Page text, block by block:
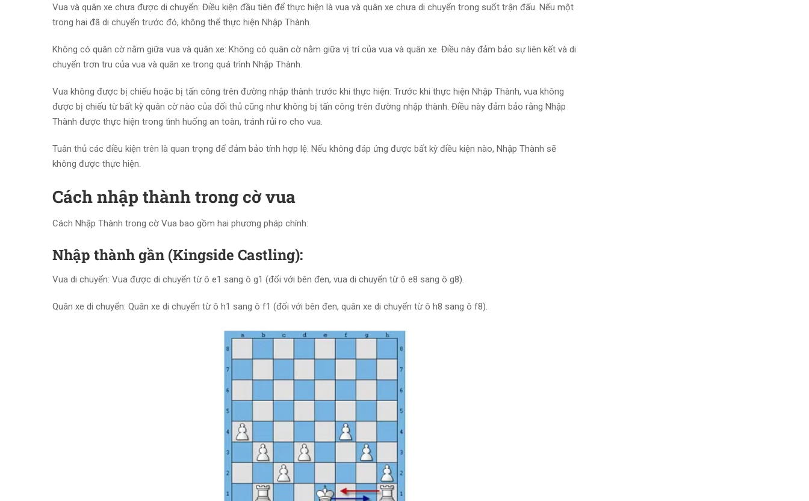
Vua và quân xe chưa được di chuyển: Điều kiện đầu tiên để thực hiện là vua và quân xe chưa di chuyển trong suốt trận đấu. Nếu một
trong hai đã di chuyển trước đó, không thể thực hiện Nhập Thành.
Không có quân cờ nằm giữa vua và quân xe: Không có quân cờ nằm giữa vị trí của vua và quân xe. Điều này đảm bảo sự liên kết và di
chuyển trơn tru của vua và quân xe trong quá trình Nhập Thành.
Vua không được bị chiếu hoặc bị tấn công trên đường nhập thành trước khi thực hiện: Trước khi thực hiện Nhập Thành, vua không
được bị chiếu từ bất kỳ quân cờ nào của đối thủ cũng như không bị tấn công trên đường nhập thành. Điều này đảm bảo rằng Nhập
Thành được thực hiện trong tình huống an toàn, tránh rủi ro cho vua.
Tuân thủ các điều kiện trên là quan trọng để đảm bảo tính hợp lệ. Nếu không đáp ứng được bất kỳ điều kiện nào, Nhập Thành sẽ
không được thực hiện.
Cách nhập thành trong cờ vua
Cách Nhập Thành trong cờ Vua bao gồm hai phương pháp chính:
Nhập thành gần (Kingside Castling):
Vua di chuyển: Vua được di chuyển từ ô e1 sang ô g1 (đối với bên đen, vua di chuyển từ ô e8 sang ô g8).
Quân xe di chuyển: Quân xe di chuyển từ ô h1 sang ô f1 (đối với bên đen, quân xe di chuyển từ ô h8 sang ô f8).